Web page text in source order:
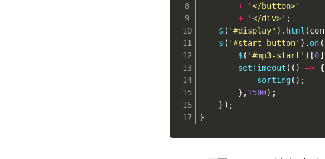
+
'</button>'
+
'</div>' ;
$ ( '#display' ) . html (
$ ( '#start-button' ) . on (
$( '#mp3-start' ) [0]
setTimeout ( ( ) =>
{
sorting( ) ;
} ,1500) ;
} ) ;
}